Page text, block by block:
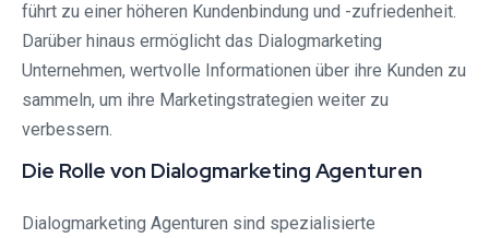
führt zu einer höheren Kundenbindung und -zufriedenheit.
Darüber hinaus ermöglicht das Dialogmarketing
Unternehmen, wertvolle Informationen über ihre Kunden zu
sammeln, um ihre Marketingstrategien weiter zu
verbessern.
Die Rolle von Dialogmarketing Agenturen
Dialogmarketing Agenturen sind spezialisierte